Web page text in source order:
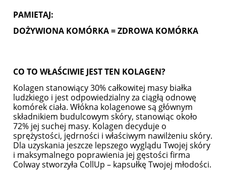
PAMIETAJ:
DOŻYWIONA KOMÓRKA = ZDROWA KOMÓRKA
CO TO WŁAŚCIWIE JEST TEN KOLAGEN?
Kolagen stanowiący 30% całkowitej masy białka
ludzkiego i jest odpowiedzialny za ciągłą odnowę
komórek ciała. Włókna kolagenowe są głównym
składnikiem budulcowym skóry, stanowiąc około
72% jej suchej masy. Kolagen decyduje o
sprężystości, jędrności i właściwym nawilżeniu skóry.
Dla uzyskania jeszcze lepszego wyglądu Twojej skóry
i maksymalnego poprawienia jej gęstości firma
Colway stworzyła CollUp – kapsułkę Twojej młodości.